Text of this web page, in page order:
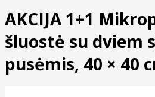
AKCIJA 1+1
šluostė su dviem
pusėmis, 40 × 40